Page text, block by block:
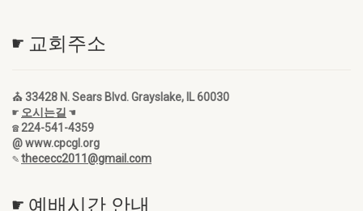
☛ 교회주소
⛪ 33428 N. Sears Blvd. Grayslake, IL 60030
☛ 오시는길 ☚
☎ 224-541-4359
@ www.cpcgl.org
✎thececc2011@gmail.com
☛ 예배시간 안내